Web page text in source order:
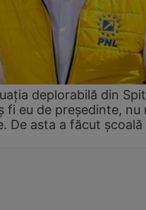
deplorabilă din
fi eu de președinte, nu
De asta a făcut școală